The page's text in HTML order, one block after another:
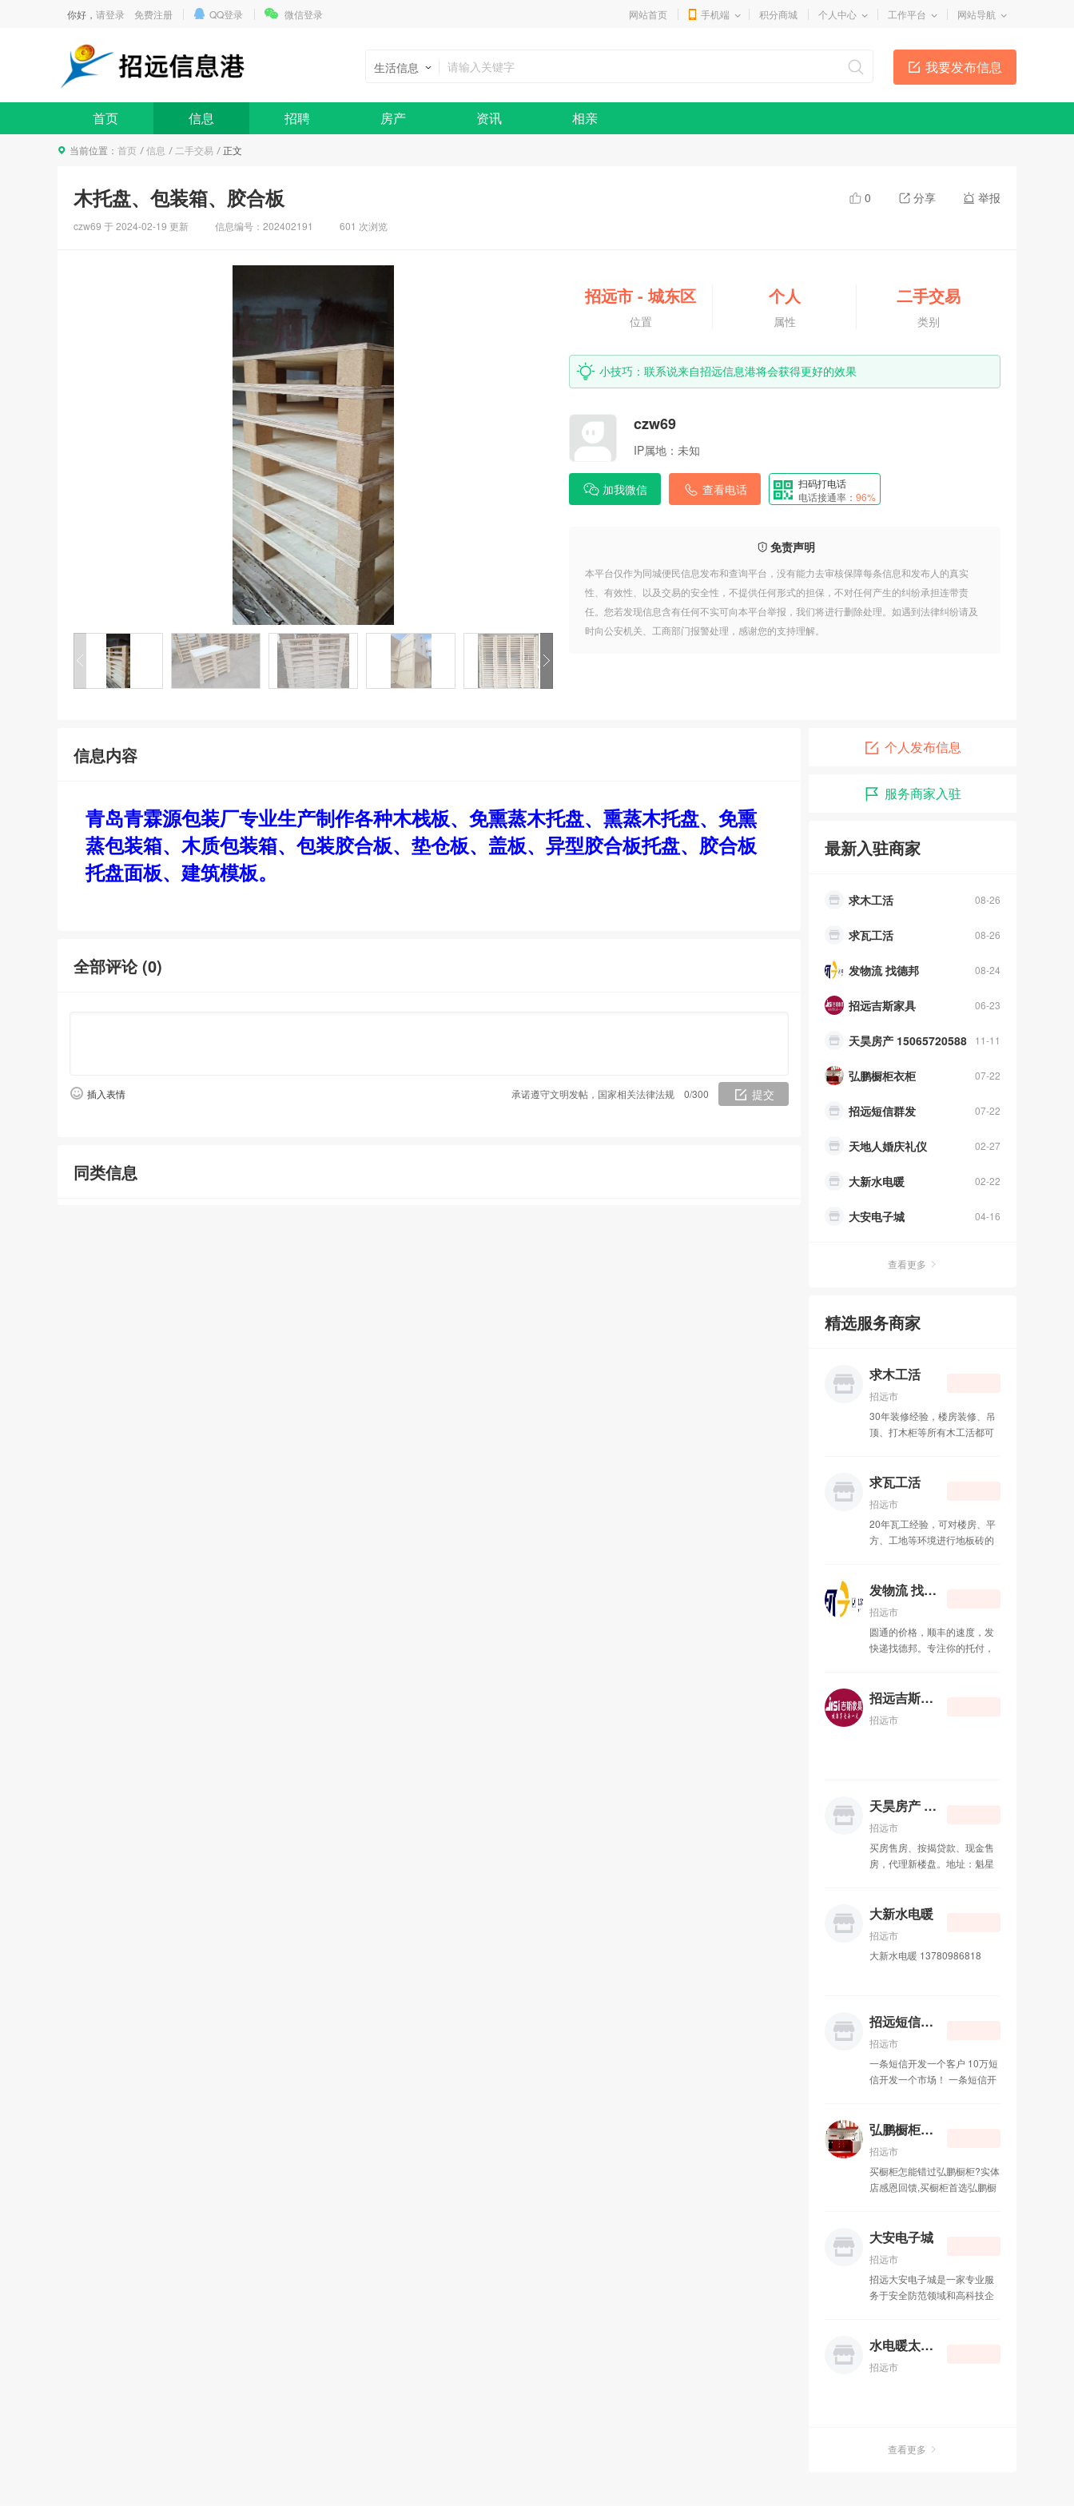
你好， 请登录 免费注册 QQ登录 微信登录 网站首页 手机端 积分商城 个人中心 工作平台 网站导航
我要发布信息
生活信息
首页 信息 招聘 房产 资讯 相亲
当前位置： 首页 信息 二手交易 正文
0 分享 举报
木托盘、包装箱、胶合板
czw69 于2024-02-19 更新 信息编号：202402191 601 次浏览
招远市- 城东区
位置
个人
属性
二手交易
类别
小技巧：联系说来自招远信息港将会获得更好的效果
czw69
IP属地： 未知
加我微信 查看电话
扫码打电话
电话接通率： 96%
免责声明
本平台仅作为同城便民信息发布和查询平台，没有能力去审核保障每条信息和发布人的真实
性、有效性、以及交易的安全性，不提供任何形式的担保，不对任何产生的纠纷承担连带责
任。您若发现信息含有任何不实可向本平台举报，我们将进行删除处理。如遇到法律纠纷请及
时向公安机关、工商部门报警处理，感谢您的支持理解。
信息内容
青岛青霖源包装厂专业生产制作各种木栈板、免熏蒸木托盘、熏蒸木托盘、免熏
蒸包装箱、木质包装箱、包装胶合板、垫仓板、盖板、异型胶合板托盘、胶合板
托盘面板、建筑模板。
全部评论 (0)
插入表情 提交
承诺遵守文明发帖，国家相关法律法规 0/300
同类信息
个人发布信息
服务商家入驻
最新入驻商家
李国良律师
招远市兄弟搬运公司
08-26
求木工活
08-26
求瓦工活
08-24
发物流 找德邦
06-23
招远吉斯家具
11-11
天昊房产 15065720588
07-22
弘鹏橱柜衣柜
07-22
招远短信群发
02-27
天地人婚庆礼仪
02-22
大新水电暖
04-16
大安电子城
办理400电话
吉祥鸟庆典
08-27
成人用品
招远市兄弟搬运公司
04-09
装修粉刷
求木工活
08-26
求瓦工活
招远吉斯家具
招远短信群发
查看更多
精选服务商家
求木工活
招远市
30年装修经验，楼房装修、吊
顶、打木柜等所有木工活都可
求瓦工活
招远市
20年瓦工经验，可对楼房、平
方、工地等环境进行地板砖的
发物流 找德邦
招远市
圆通的价格，顺丰的速度，发
快递找德邦。专注你的托付，
13225355110 竭诚为您服务！
招远吉斯家具
招远市
天昊房产 15065720588
招远市
买房售房、按揭贷款、现金售
房，代理新楼盘。地址：魁星
东） 电话 ：15065720588
大新水电暖
招远市
大新水电暖 13780986818
招远短信群发
招远市
一条短信开发一个客户 10万短
信开发一个市场！ 一条短信开
一大优势：手机是唯一与受众
势：媒体环境纯净，单位时间
内只接触一个手机媒体； 第三
大优势：广告受众基础庞大，
100%（CCTV新闻联播收视率
月45.1%，最好的全国性报纸
的全国性杂志读者阅读率是
13.0%）； 第五大优势：定点
同的广告； 第六大优势：一次
投入，广告N次传播； 第七大
布周期； 短信群发广告是指：
弘鹏橱柜衣柜
招远市
买橱柜怎能错过弘鹏橱柜?实体
店感恩回馈,买橱柜首选弘鹏橱
门等各种门板台面。价格合
装。 欢迎新老顾客前来光顾。
联系电话：13188778088.
QQ：596962295 地址：金辉
大安电子城
招远市
招远大安电子城是一家专业服
务于安全防范领域和高科技企
利的原则。长期致力于视频监
材，电子配件等。成功赢得了
程，数字化监控工程。公司位
水电暖太阳能
招远市
查看更多